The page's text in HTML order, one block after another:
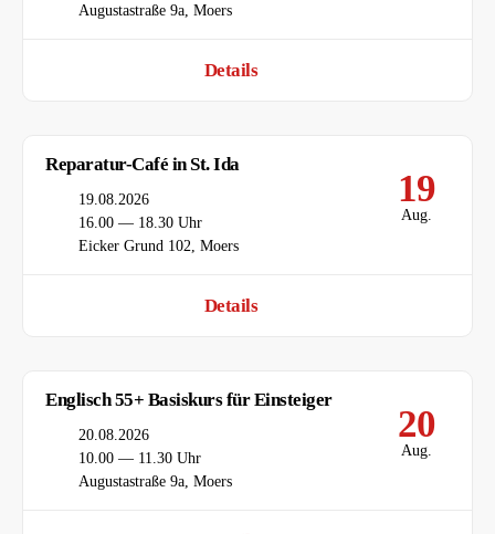
Ort
Augustastraße 9a, Moers
Details
19
Aug.
Reparatur-Café in St. Ida
Datum
19.08.2026
Uhrzeit
16.00 — 18.30 Uhr
Ort
Eicker Grund 102, Moers
Details
20
Aug.
Englisch 55+ Basiskurs für Einsteiger
Datum
20.08.2026
Uhrzeit
10.00 — 11.30 Uhr
Ort
Augustastraße 9a, Moers